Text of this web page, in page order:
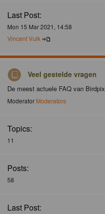
Last Post:
Mon 15 Mar 2021, 14:58
Vincent Vuik
Veel gestelde vragen
De meest actuele FAQ van Birdpix
Moderator Moderators
Topics:
11
Posts:
58
Last Post: